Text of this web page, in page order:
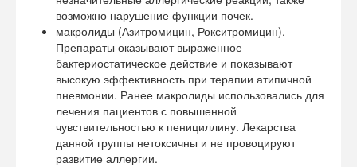
возможно нарушение функции почек.
макролиды (Азитромицин, Рокситромицин).
Препараты оказывают выраженное
бактериостатическое действие и показывают
высокую эффективность при терапии атипичной
пневмонии. Ранее макролиды использовались для
лечения пациентов с повышенной
чувствительностью к пенициллину. Лекарства
данной группы нетоксичны и не провоцируют
развитие аллергии.